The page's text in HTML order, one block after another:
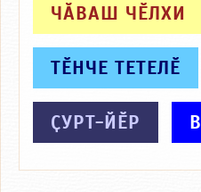
ЧӐВАШ ЧӖЛХИ
ТӖНЧЕ ТЕТЕЛӖ
ҪУРТ-ЙӖР